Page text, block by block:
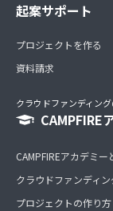
起案サポート
プロジェクトを作る
資料請求
クラウドファンディン
CAMPFIRE
CAMPFIREアカデミー
クラウドファンディン
プロジェクトの作り方